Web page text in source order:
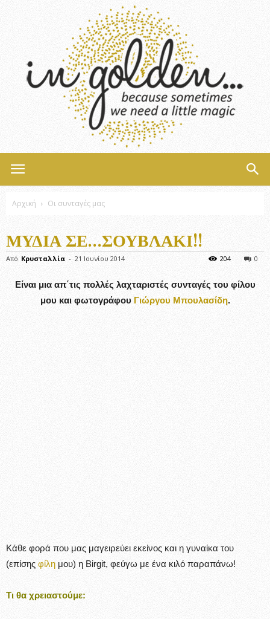
Αρχική Οι συνταγές μας
ΜΎΔΙΑ ΣΕ…ΣΟΥΒΛΆΚΙ!!
Από Κρυσταλλία - 21 Ιουνίου 2014 0
204
Είναι μια απ΄τις πολλές λαχταριστές συνταγές του φίλου
μου και φωτογράφουΓιώργου Μπουλασίδη.
Κάθε φορά που μας μαγειρεύει εκείνος και η γυναίκα του
(επίσης φίλη μου) η Birgit, φεύγω με ένα κιλό παραπάνω!
Τι θα χρειαστούμε: